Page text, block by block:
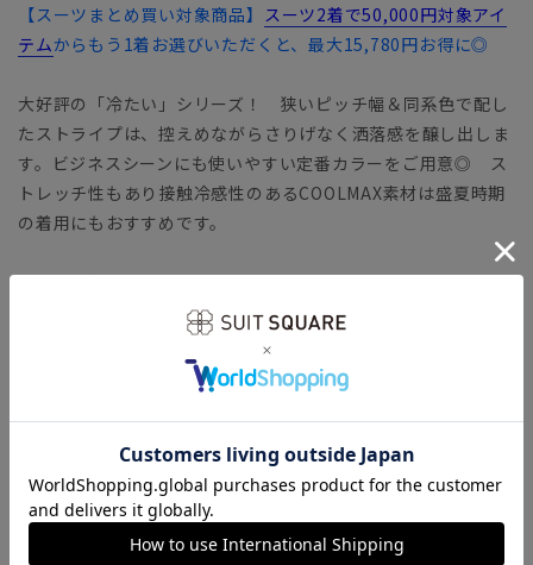
【スーツまとめ買い対象商品】 スーツ2着で50,000円対象アイ
テムからもう1着お選びいただくと、最大15,780円お得に◎
大好評の「冷たい」シリーズ！ 狭いピッチ幅＆同系色で配し
たストライプは、控えめながらさりげなく洒落感を醸し出しま
す。ビジネスシーンにも使いやすい定番カラーをご用意◎ ス
トレッチ性もあり接触冷感性のあるCOOLMAX素材は盛夏時期
の着用にもおすすめです。
【モデル】 MODERN CLASSIC MODEL（CH22）
コンパクトフォルムのジャケットに、シャープなテーパードパ
ンツをセットした人気のタイトフィットモデル。モダンなシル
エットながら、軽めの副資材で窮屈さを感じさせません。ラウ
ンドしたフロントカットやサイドベンツなど、クラシカルなデ
ィテールが特徴です。
「MODERN CLASSIC MODEL（モダンクラシック・モデ
ル）」とは？